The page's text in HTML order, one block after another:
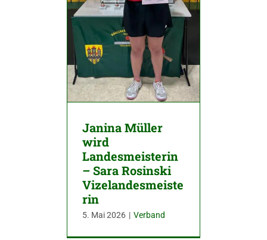
Janina Müller
wird
Landesmeisterin
– Sara Rosinski
Vizelandesmeiste
rin
5. Mai 2026 | Verband